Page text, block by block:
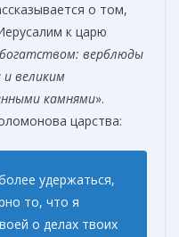
о том,
к царю
верблюды
великим
камнями».
царства:
удержаться,
то, что я
о делах твоих